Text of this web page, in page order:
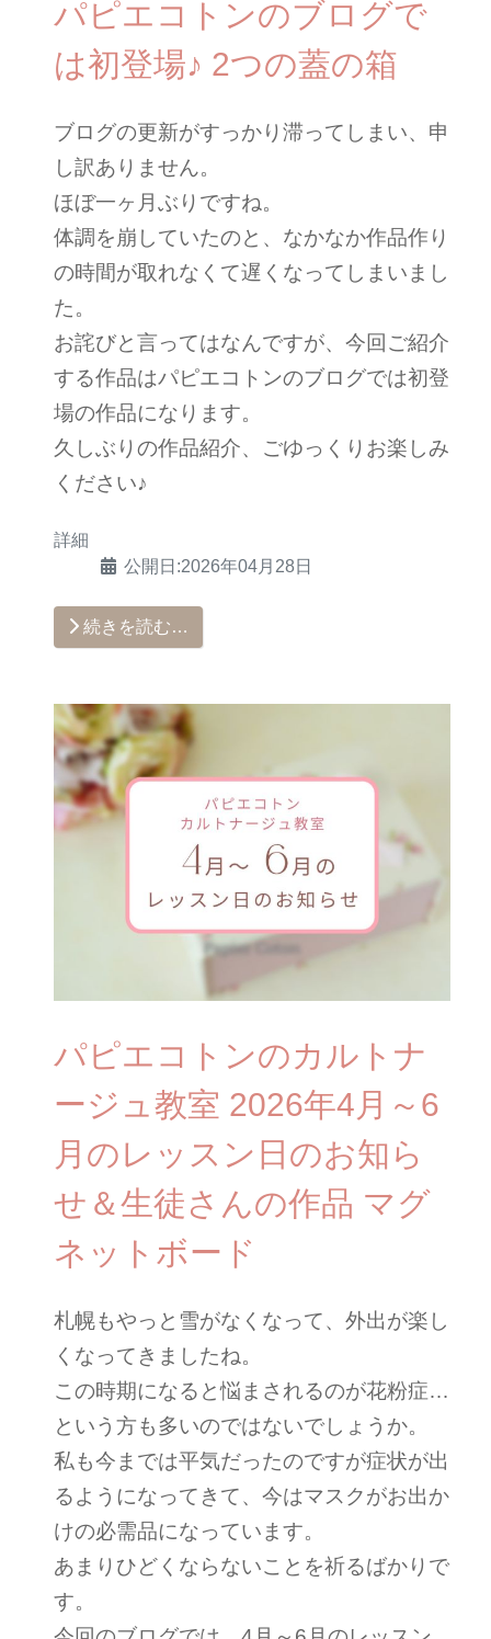
パピエコトンのブログで
は初登場♪ 2つの蓋の箱
ブログの更新がすっかり滞ってしまい、申
し訳ありません。
ほぼ一ヶ月ぶりですね。
体調を崩していたのと、なかなか作品作り
の時間が取れなくて遅くなってしまいまし
た。
お詫びと言ってはなんですが、今回ご紹介
する作品はパピエコトンのブログでは初登
場の作品になります。
久しぶりの作品紹介、ごゆっくりお楽しみ
ください♪
詳細
公開日:2026年04月28日
続きを読む…
パピエコトンのカルトナ
ージュ教室 2026年4月～6
月のレッスン日のお知ら
せ＆生徒さんの作品 マグ
ネットボード
札幌もやっと雪がなくなって、外出が楽し
くなってきましたね。
この時期になると悩まされるのが花粉症…
という方も多いのではないでしょうか。
私も今までは平気だったのですが症状が出
るようになってきて、今はマスクがお出か
けの必需品になっています。
あまりひどくならないことを祈るばかりで
す。